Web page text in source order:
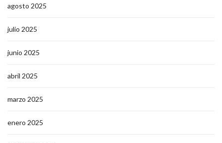
agosto 2025
julio 2025
junio 2025
abril 2025
marzo 2025
enero 2025